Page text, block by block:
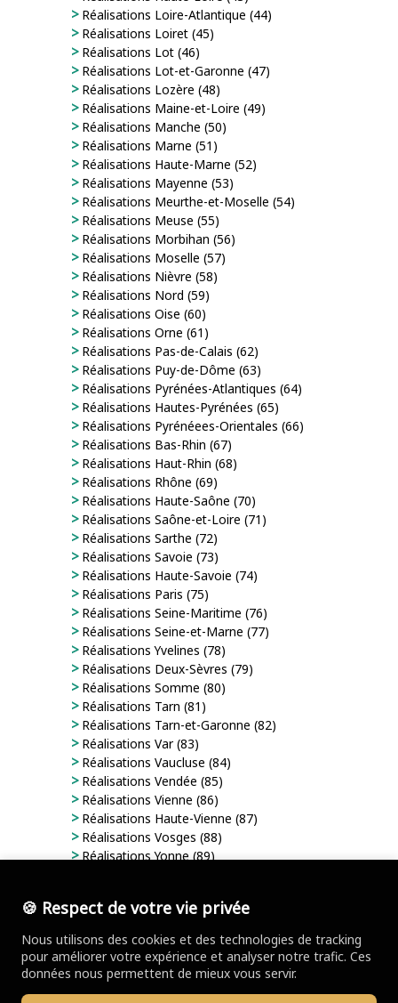
🍪 Respect de votre vie privée
Nous utilisons des cookies et des technologies de tracking
pour améliorer votre expérience et analyser notre trafic. Ces
données nous permettent de mieux vous servir.
Réalisations Loire-Atlantique (44)
Réalisations Loiret (45)
Réalisations Lot (46)
Réalisations Lot-et-Garonne (47)
Réalisations Lozère (48)
Réalisations Maine-et-Loire (49)
Réalisations Manche (50)
Réalisations Marne (51)
Réalisations Haute-Marne (52)
Réalisations Mayenne (53)
Réalisations Meurthe-et-Moselle (54)
Réalisations Meuse (55)
Réalisations Morbihan (56)
Réalisations Moselle (57)
Réalisations Nièvre (58)
Réalisations Nord (59)
Réalisations Oise (60)
Réalisations Orne (61)
Réalisations Pas-de-Calais (62)
Réalisations Puy-de-Dôme (63)
Réalisations Pyrénées-Atlantiques (64)
Réalisations Hautes-Pyrénées (65)
Réalisations Pyrénéees-Orientales (66)
Réalisations Bas-Rhin (67)
Réalisations Haut-Rhin (68)
Réalisations Rhône (69)
Réalisations Haute-Saône (70)
Réalisations Saône-et-Loire (71)
Réalisations Sarthe (72)
Réalisations Savoie (73)
Réalisations Haute-Savoie (74)
Réalisations Paris (75)
Réalisations Seine-Maritime (76)
Réalisations Seine-et-Marne (77)
Réalisations Yvelines (78)
Réalisations Deux-Sèvres (79)
Réalisations Somme (80)
Réalisations Tarn (81)
Réalisations Tarn-et-Garonne (82)
Réalisations Var (83)
Réalisations Vaucluse (84)
Réalisations Vendée (85)
Réalisations Vienne (86)
Réalisations Haute-Vienne (87)
Réalisations Vosges (88)
Réalisations Yonne (89)
Réalisations Hauts-de-Seine (92)
Réalisations Seine-Saint-Denis (93)
Réalisations Val-de-Marne (94)
Réalisations Val d'Oise (95)
Réalisations Guadeloupe (971)